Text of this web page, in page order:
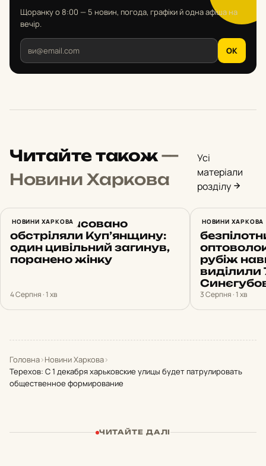
Щоранку о 8:00 — 5 новин, погода, графіки й одна афіша на
вечір.
OK
Читайте також—
Новини Харкова
Усі
матеріали
розділу
НОВИНИ ХАРКОВА
Росіяни масовано
обстріляли Куп’янщину:
один цивільний загинув,
поранено жінку
4 Серпня · 1 хв
НОВИНИ ХАРКОВА
рубіж
виділили
3 Серпня · 1 хв
Головна›Новини Харкова›
Терехов: С 1 декабря харьковские улицы будет патрулировать
общественное формирование
ЧИТАЙТЕ ДАЛІ